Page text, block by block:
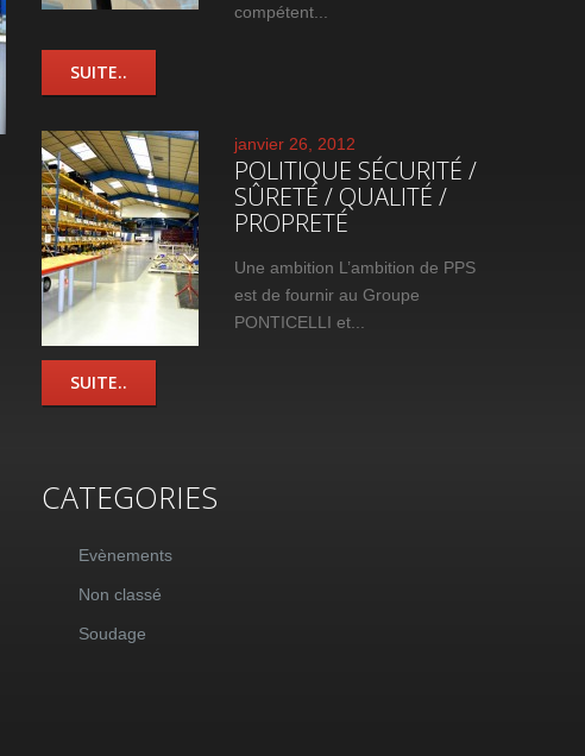
compétent...
SUITE..
janvier 26, 2012
POLITIQUE SÉCURITÉ /
SÛRETÉ / QUALITÉ /
PROPRETÉ
Une ambition L’ambition de PPS
est de fournir au Groupe
PONTICELLI et...
SUITE..
CATEGORIES
Evènements
Non classé
Soudage